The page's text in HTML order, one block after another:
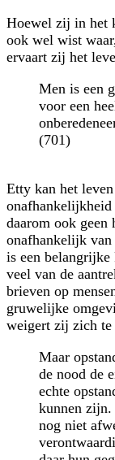
Hoewel zij in het
ook wel wist
ervaart zij het
Men is een
voor een
(701)
Etty kan het
daarom ook geen
onafhankelijk
is een
veel van de
brieven op
gruwelijke
weigert zij zich te
Maar
de nood de
echte
kunnen zijn.
nog niet